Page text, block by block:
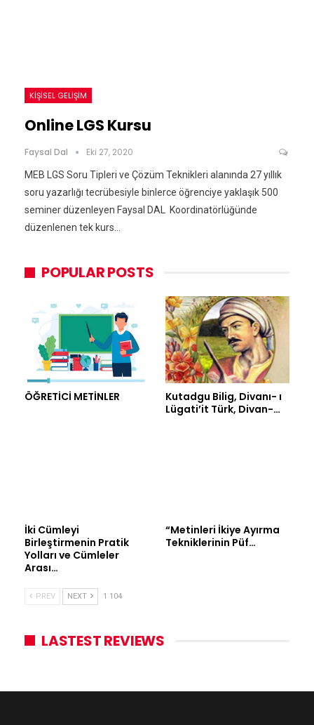
KIŞISEL GELIŞIM
Online LGS Kursu
Faysal Dal Eki 27, 2020
MEB LGS Soru Tipleri ve Çözüm Teknikleri alanında 27 yıllık
soru yazarlığı tecrübesiyle binlerce öğrenciye yaklaşık 500
seminer düzenleyen Faysal DAL Koordinatörlüğünde
düzenlenen tek kurs…
POPULAR POSTS
ÖĞRETİCİ METİNLER
Kutadgu Bilig, Divanı- ı
Lügati’it Türk, Divan-…
İki Cümleyi
Birleştirmenin Pratik
Yolları ve Cümleler
Arası…
“Metinleri İkiye Ayırma
Tekniklerinin Püf…
PREV NEXT 1 104
LASTEST REVIEWS